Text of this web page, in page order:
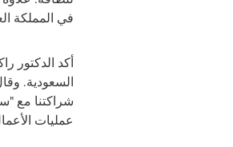
في المملكة
أكد الدكتور
السعودية.
شراكتنا مع
عمليات